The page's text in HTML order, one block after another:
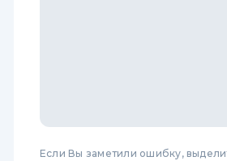
Если Вы заметили ошибку,